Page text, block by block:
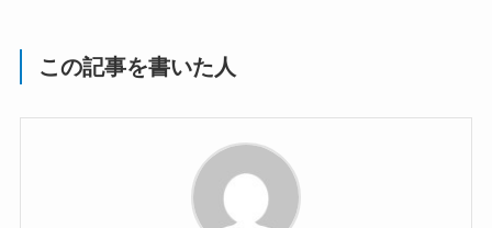
この記事を書いた人